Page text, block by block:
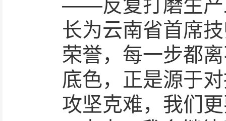
——反复打磨生产
长为云南省首席技
荣誉，每一步都离
底色，正是源于
攻坚克难，我们